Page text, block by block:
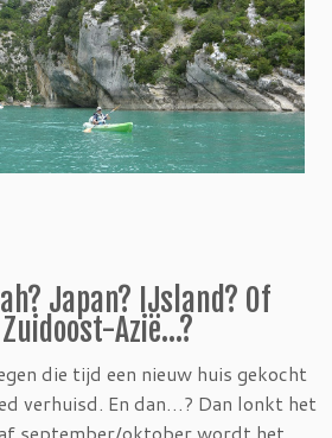
Japan? IJsland? Of
Azië…?
die tijd een nieuw huis gekocht
verhuisd. En dan…? Dan lonkt het